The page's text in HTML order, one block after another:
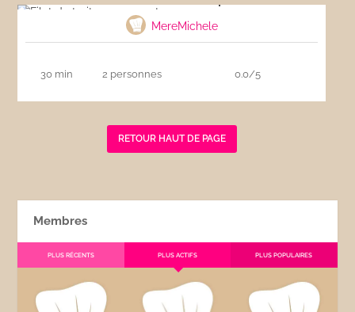
MereMichele
30 min 2 personnes 0.0/5
RETOUR HAUT DE PAGE
Membres
PLUS RÉCENTS PLUS ACTIFS PLUS POPULAIRES